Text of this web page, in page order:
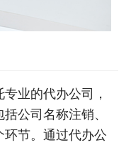
业的代办公司，
公司名称注销、
节。通过代办公